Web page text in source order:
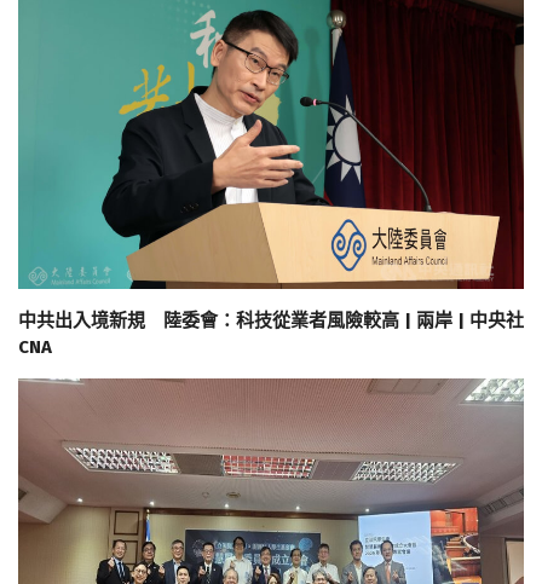
中共出入境新規 陸委會：科技從業者風險較高 | 兩岸 | 中央社
CNA